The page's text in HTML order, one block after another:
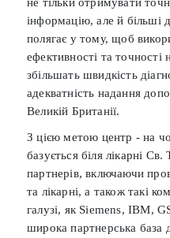
не тільки отримувати
інформацію, але й більші
полягає у тому, щоб
ефективності та точності
збільшать швидкість
адекватність надання
Великій Британії.
З цією метою центр - на
базується біля лікарні
партнерів, включаючи
та лікарні, а також такі
галузі, як Siemens, IBM,
широка партнерська база